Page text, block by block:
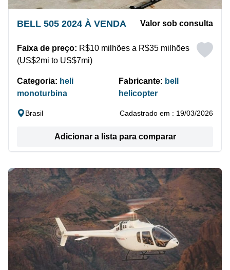
BELL 505 2024 À VENDA Valor sob consulta
Faixa de preço: R$10 milhões a R$35 milhões
(US$2mi to US$7mi)
Categoria: heli
monoturbina
Fabricante: bell
helicopter
Brasil Cadastrado em : 19/03/2026
Adicionar a lista para comparar